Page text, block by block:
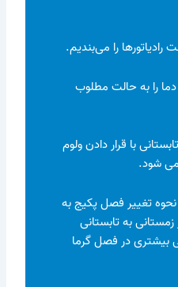
را می‌بندیم.
دما را به حالت مطلوب
با قرار دادن ولوم
شود.
نحوه تغییر فصل پکیج به
به تابستانی
بیشتری در فصل گرما